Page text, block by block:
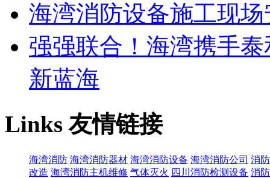
海湾消防设备施工现
强强联合！海湾携手
新蓝海
Links友情链接
海湾消防 海湾消防器材 海湾消防设备 海湾消防公司 消
改造 海湾消防主机维修 气体灭火 四川消防检测设备 消